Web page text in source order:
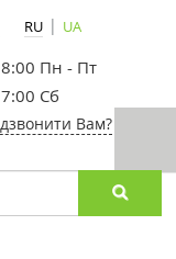
RU | UA
Пн - Пт
Сб
Вам?